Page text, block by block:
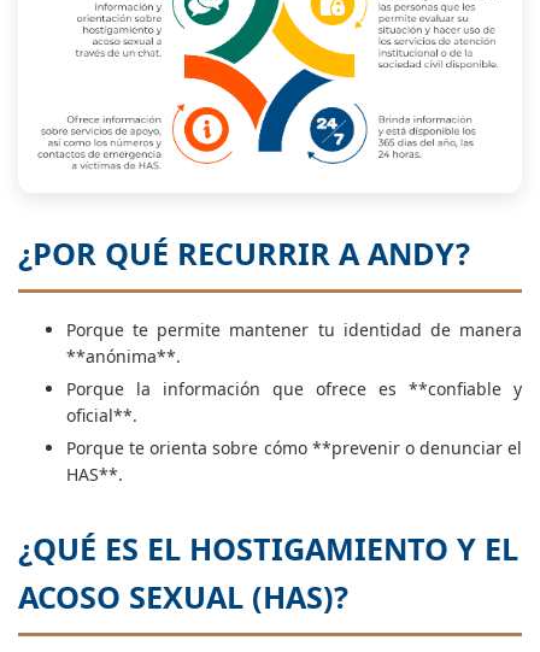
¿POR QUÉ RECURRIR A ANDY?
Porque te permite mantener tu identidad de manera
**anónima**.
Porque la información que ofrece es **confiable y
oficial**.
Porque te orienta sobre cómo **prevenir o denunciar el
HAS**.
¿QUÉ ES EL HOSTIGAMIENTO Y EL
ACOSO SEXUAL (HAS)?